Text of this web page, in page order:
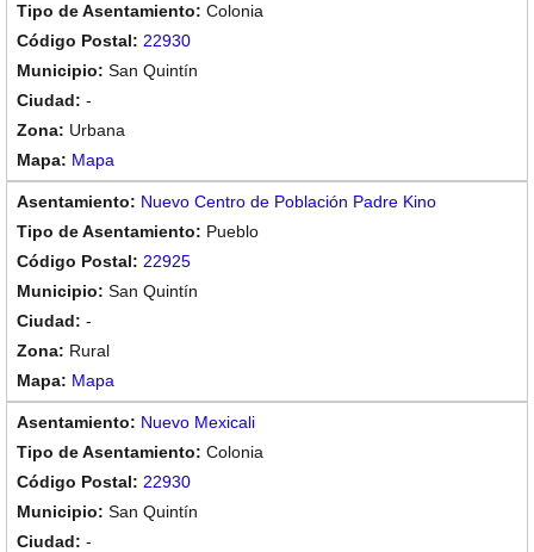
Colonia
22930
San Quintín
-
Urbana
Mapa
Nuevo Centro de Población Padre Kino
Pueblo
22925
San Quintín
-
Rural
Mapa
Nuevo Mexicali
Colonia
22930
San Quintín
-